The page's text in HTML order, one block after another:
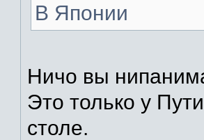
В Японии
Ничо вы
Это только у
столе.